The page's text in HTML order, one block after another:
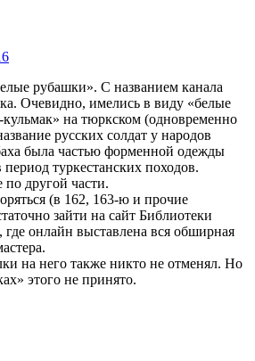
рубашки». С названием канала
Очевидно, имелись в виду «белые
на тюркском (одновременно
русских солдат у народов
была частью форменной одежды
период туркестанских походов.
другой части.
(в 162, 163-ю и прочие
зайти на сайт Библиотеки
онлайн выставлена вся обширная
на него также никто не отменял. Но
этого не принято.